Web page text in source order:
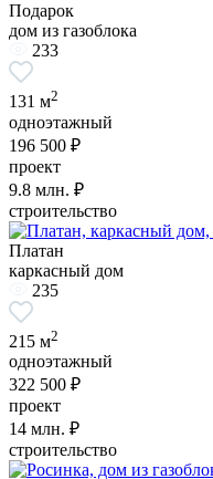
Подарок
дом из газоблока
233
131 м2
одноэтажный
196 500 ₽
проект
9.8 млн. ₽
строительство
Платан
каркасный дом
235
215 м2
одноэтажный
322 500 ₽
проект
14 млн. ₽
строительство